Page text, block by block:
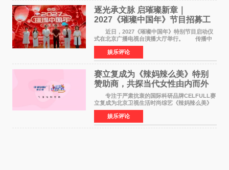
逐光承文脉 启璀璨新章｜
2027《璀璨中国年》节目招募工
作圆满启动
近日，2027《璀璨中国年》特别节目启动仪
式在北京广播电视台演播大厅举行。 传播中
华优秀传统文化，弘扬纯正国风艺术，打造高规
格、高质感、正能量的文艺盛典，是璀璨中国年
矢志不渝的初心
娱乐评论
赛立复成为《辣妈辣么美》特别
赞助商，共探当代女性由内而外
活力美
专注于严肃抗衰的国际科研品牌CELFULL赛
立复成为北京卫视生活时尚综艺《辣妈辣么美》
的特别赞助商,明星辣妈袁咏仪倾情参与，向广大
都市女性传递健康生活新主张，寄语当代女性在
家庭与自我之间
娱乐评论